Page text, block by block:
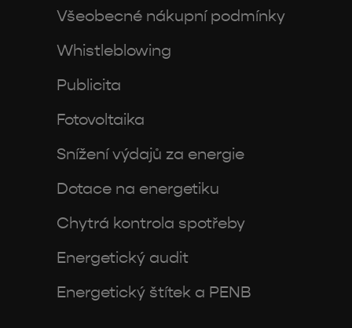
Všeobecné nákupní podmínky
Whistleblowing
Publicita
Fotovoltaika
Snížení výdajů za energie
Dotace na energetiku
Chytrá kontrola spotřeby
Energetický audit
Energetický štítek a PENB